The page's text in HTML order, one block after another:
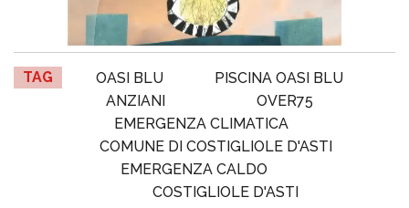
TAG OASI BLU
PISCINA OASI BLU
ANZIANI
OVER75
EMERGENZA CLIMATICA
COMUNE DI COSTIGLIOLE D'ASTI
EMERGENZA CALDO
COSTIGLIOLE D'ASTI